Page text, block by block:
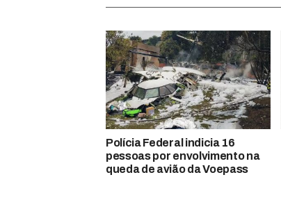
Polícia Federal indicia 16
pessoas por envolvimento na
queda de avião da Voepass